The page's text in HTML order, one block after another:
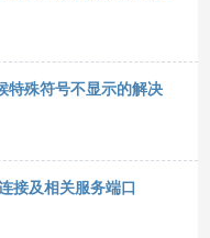
特殊符号不显示的解决
接及相关服务端口